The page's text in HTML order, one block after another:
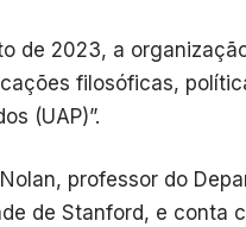
de 2023, a
filosóficas,
(UAP)”.
professor do
de Stanford, e conta